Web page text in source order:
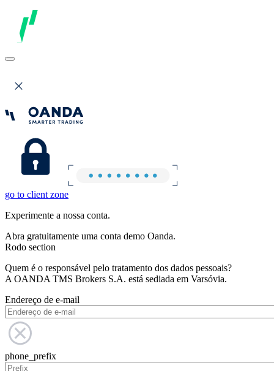
go to client zone
Experimente a nossa conta.
Abra gratuitamente uma conta demo Oanda.
Rodo section
Quem é o responsável pelo tratamento dos dados pessoais?
A OANDA TMS Brokers S.A. está sediada em Varsóvia.
Endereço de e-mail
phone_prefix